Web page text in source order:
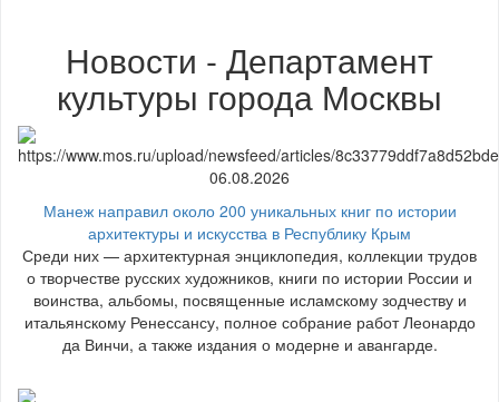
Новости - Департамент
культуры города Москвы
06.08.2026
Манеж направил около 200 уникальных книг по истории
архитектуры и искусства в Республику Крым
Среди них — архитектурная энциклопедия, коллекции трудов
о творчестве русских художников, книги по истории России и
воинства, альбомы, посвященные исламскому зодчеству и
итальянскому Ренессансу, полное собрание работ Леонардо
да Винчи, а также издания о модерне и авангарде.